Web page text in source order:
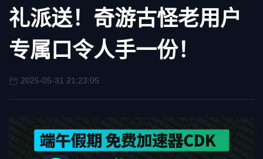
礼派送！奇游古怪老用户
专属口令人手一份！
2025-05-31 21:23:05